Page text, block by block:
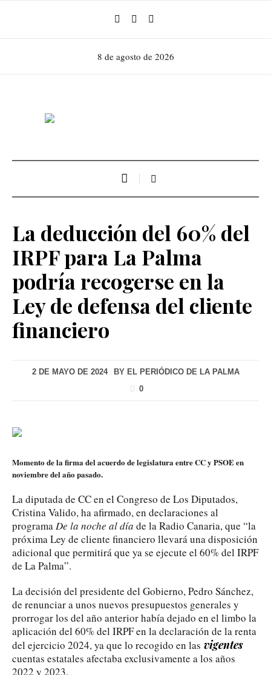
8 de agosto de 2026
La deducción del 60% del
IRPF para La Palma
podría recogerse en la
Ley de defensa del cliente
financiero
2 DE MAYO DE 2024 BY EL PERIÓDICO DE LA PALMA
0
Momento de la firma del acuerdo de legislatura entre CC y PSOE en
noviembre del año pasado.
La diputada de CC en el Congreso de Los Diputados,
Cristina Valido, ha afirmado, en declaraciones al
programa De la noche al día de la Radio Canaria, que “la
próxima Ley de cliente financiero llevará una disposición
adicional que permitirá que ya se ejecute el 60% del IRPF
de La Palma”.
La decisión del presidente del Gobierno, Pedro Sánchez,
de renunciar a unos nuevos presupuestos generales y
prorrogar los del año anterior había dejado en el limbo la
aplicación del 60% del IRPF en la declaración de la renta
del ejercicio 2024, ya que lo recogido en las vigentes
cuentas estatales afectaba exclusivamente a los años
2022 y 2023.